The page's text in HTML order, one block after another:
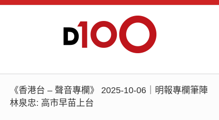
《香港台 – 聲音專欄》 2025-10-06｜明報專欄筆陣
林泉忠: 高市早苗上台